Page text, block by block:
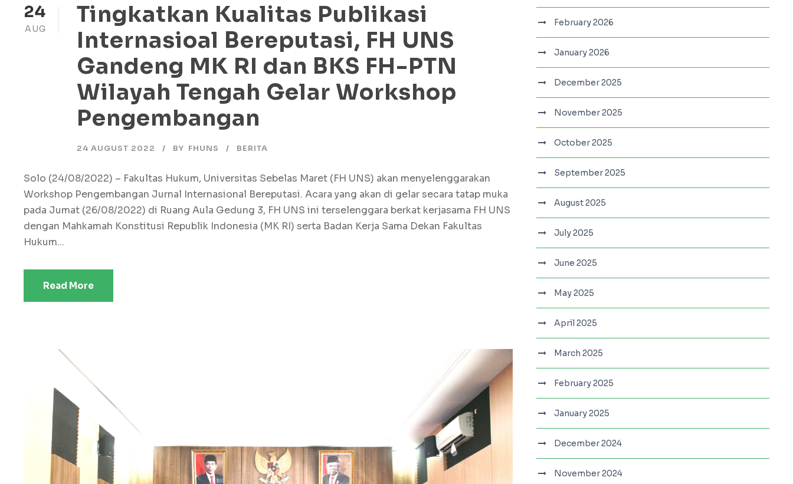
24
AUG
Tingkatkan Kualitas Publikasi
Internasioal Bereputasi, FH UNS
Gandeng MK RI dan BKS FH-PTN
Wilayah Tengah Gelar Workshop
Pengembangan
24 AUGUST 2022 BY FHUNS BERITA
Solo (24/08/2022) – Fakultas Hukum, Universitas Sebelas Maret (FH UNS) akan menyelenggarakan
Workshop Pengembangan Jurnal Internasional Bereputasi. Acara yang akan di gelar secara tatap muka
pada Jumat (26/08/2022) di Ruang Aula Gedung 3, FH UNS ini terselenggara berkat kerjasama FH UNS
dengan Mahkamah Konstitusi Republik Indonesia (MK RI) serta Badan Kerja Sama Dekan Fakultas
Hukum...
Read More
February 2026
January 2026
December 2025
November 2025
October 2025
September 2025
August 2025
July 2025
June 2025
May 2025
April 2025
March 2025
February 2025
January 2025
December 2024
November 2024